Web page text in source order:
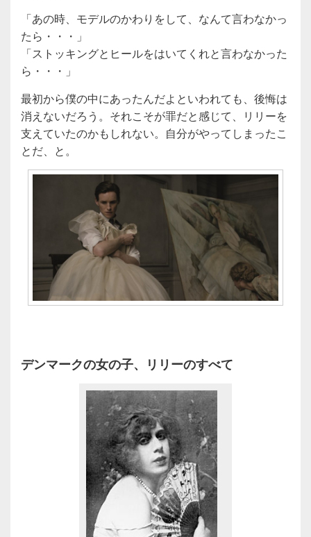
「あの時、モデルのかわりをして、なんて言わなかっ
たら・・・」
「ストッキングとヒールをはいてくれと言わなかった
ら・・・」
最初から僕の中にあったんだよといわれても、後悔は
消えないだろう。それこそが罪だと感じて、リリーを
支えていたのかもしれない。自分がやってしまったこ
とだ、と。
デンマークの女の子、リリーのすべて